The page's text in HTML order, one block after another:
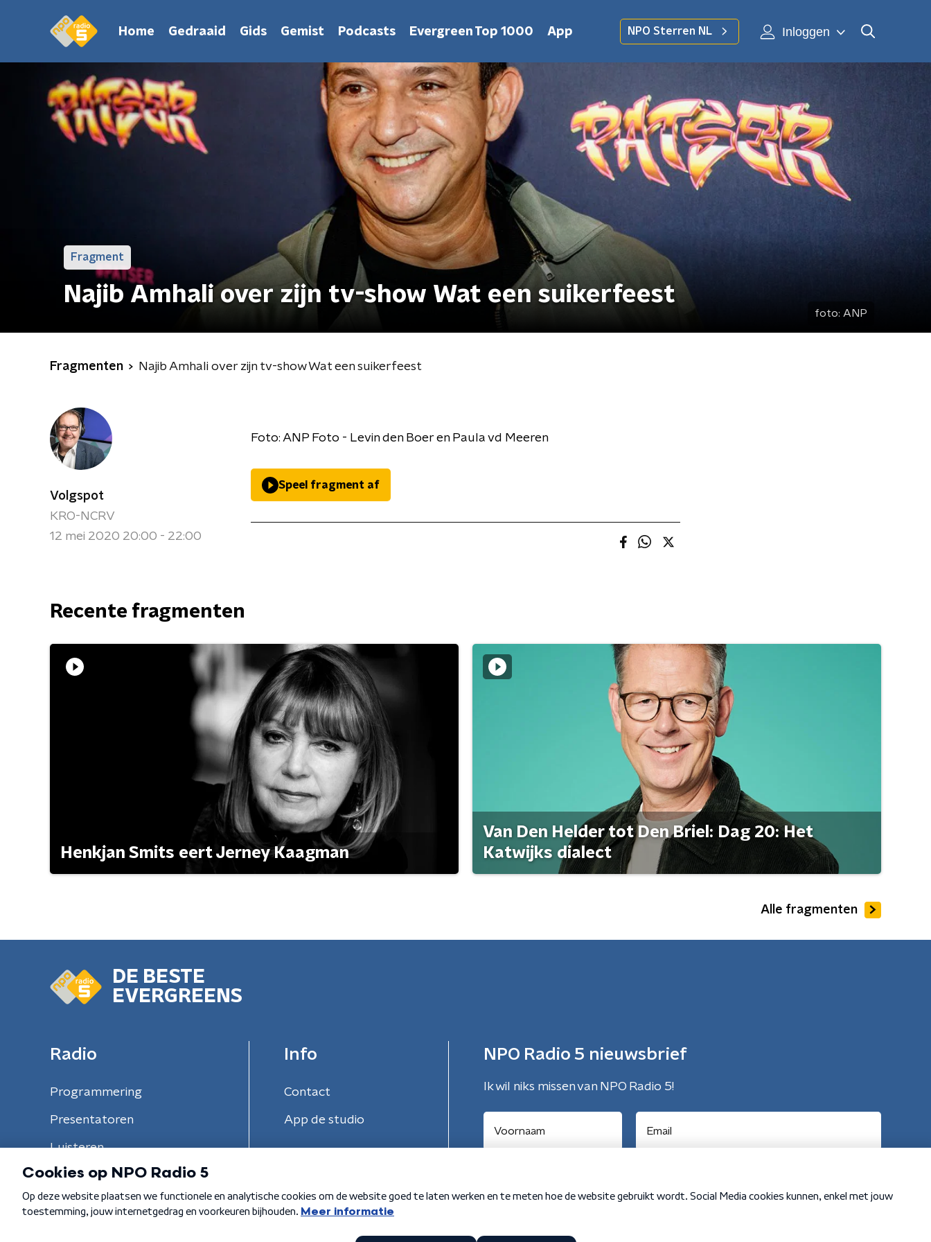
Home Gedraaid Gids Gemist Podcasts Evergreen Top 1000 App NPO Sterren NL Inloggen
Fragment
Najib Amhali over zijn tv-show Wat een suikerfeest
foto: ANP
Fragmenten Najib Amhali over zijn tv-show Wat een suikerfeest
Volgspot
KRO-NCRV
12 mei 2020 20:00 - 22:00
Foto: ANP Foto - Levin den Boer en Paula vd Meeren
Speel fragment af
Recente fragmenten
Henkjan Smits eert Jerney Kaagman
Van Den Helder tot Den Briel: Dag 20: Het
Katwijks dialect
Alle fragmenten
DE BESTE
EVERGREENS
Radio
Programmering
Presentatoren
Luisteren
Info
Contact
App de studio
NPO Radio 5 nieuwsbrief
Ik wil niks missen van NPO Radio 5!
Algemene voorwaarden Privacybeleid